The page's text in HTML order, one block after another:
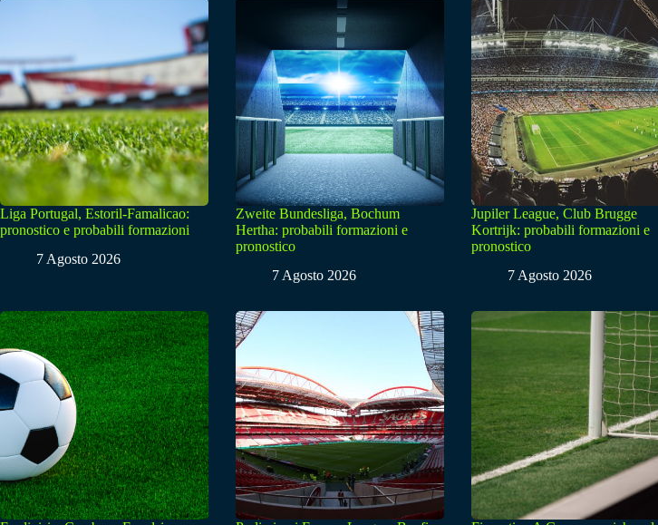
Liga Portugal, Estoril-Famalicao:
pronostico e probabili formazioni
7 Agosto 2026
Zweite Bundesliga, Bochum
Hertha: probabili formazioni e
pronostico
7 Agosto 2026
Jupiler League, Club Brugge
Kortrijk: probabili formazioni e
pronostico
7 Agosto 2026